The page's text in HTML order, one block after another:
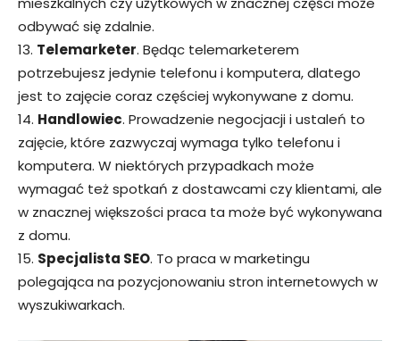
odbywać się zdalnie.
13. Telemarketer. Będąc telemarketerem
potrzebujesz jedynie telefonu i komputera, dlatego
jest to zajęcie coraz częściej wykonywane z domu.
14. Handlowiec. Prowadzenie negocjacji i ustaleń to
zajęcie, które zazwyczaj wymaga tylko telefonu i
komputera. W niektórych przypadkach może
wymagać też spotkań z dostawcami czy klientami, ale
w znacznej większości praca ta może być wykonywana
z domu.
15. Specjalista SEO. To praca w marketingu
polegająca na pozycjonowaniu stron internetowych w
wyszukiwarkach.